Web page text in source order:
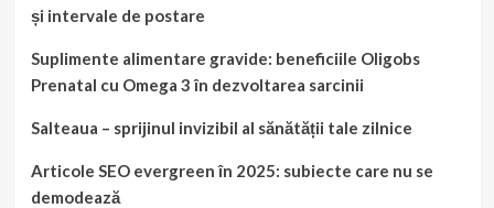
și intervale de postare
Suplimente alimentare gravide: beneficiile Oligobs
Prenatal cu Omega 3 în dezvoltarea sarcinii
Salteaua – sprijinul invizibil al sănătății tale zilnice
Articole SEO evergreen în 2025: subiecte care nu se
demodează